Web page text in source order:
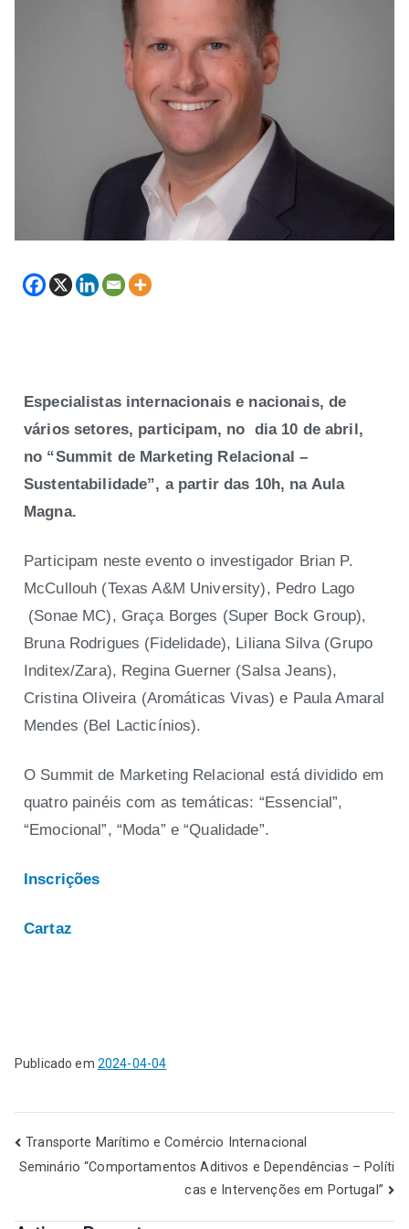
Especialistas internacionais e nacionais, de
vários setores, participam, no dia 10 de abril,
no “Summit de Marketing Relacional –
Sustentabilidade”, a partir das 10h, na Aula
Magna.
Participam neste evento o investigador Brian P.
McCullouh (Texas A&M University), Pedro Lago
(Sonae MC), Graça Borges (Super Bock Group),
Bruna Rodrigues (Fidelidade), Liliana Silva (Grupo
Inditex/Zara), Regina Guerner (Salsa Jeans),
Cristina Oliveira (Aromáticas Vivas) e Paula Amaral
Mendes (Bel Lacticínios).
O Summit de Marketing Relacional está dividido em
quatro painéis com as temáticas: “Essencial”,
“Emocional”, “Moda” e “Qualidade”.
Inscrições
Cartaz
Publicado em 2024-04-04
Transporte Marítimo e Comércio Internacional
Seminário “Comportamentos Aditivos e Dependências – Políti
cas e Intervenções em Portugal”